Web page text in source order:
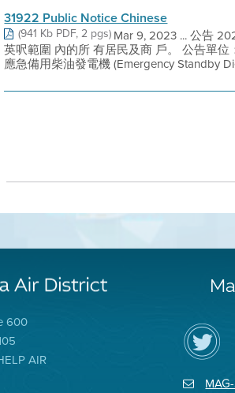
31922 Public Notice Chinese
(941 Kb PDF, 2 pgs)Mar 9, 2023 ... 公告
英呎範圍 內的所 有居民及商 戶。 公告單
應急備用柴油發電機 (Emergency Standby
600
AIR
I-
follow
ang
Air
sa